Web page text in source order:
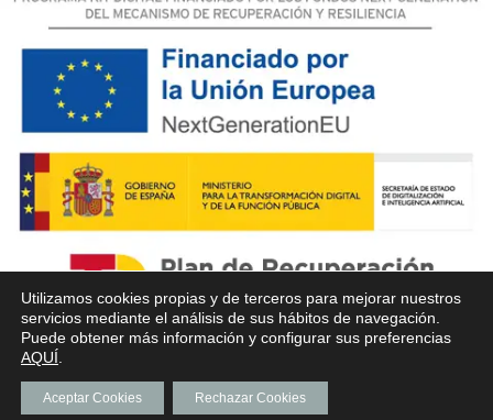
Utilizamos cookies propias y de terceros para mejorar nuestros
servicios mediante el análisis de sus hábitos de navegación.
Puede obtener más información y configurar sus preferencias
AQUÍ
Aceptar Cookies Rechazar Cookies